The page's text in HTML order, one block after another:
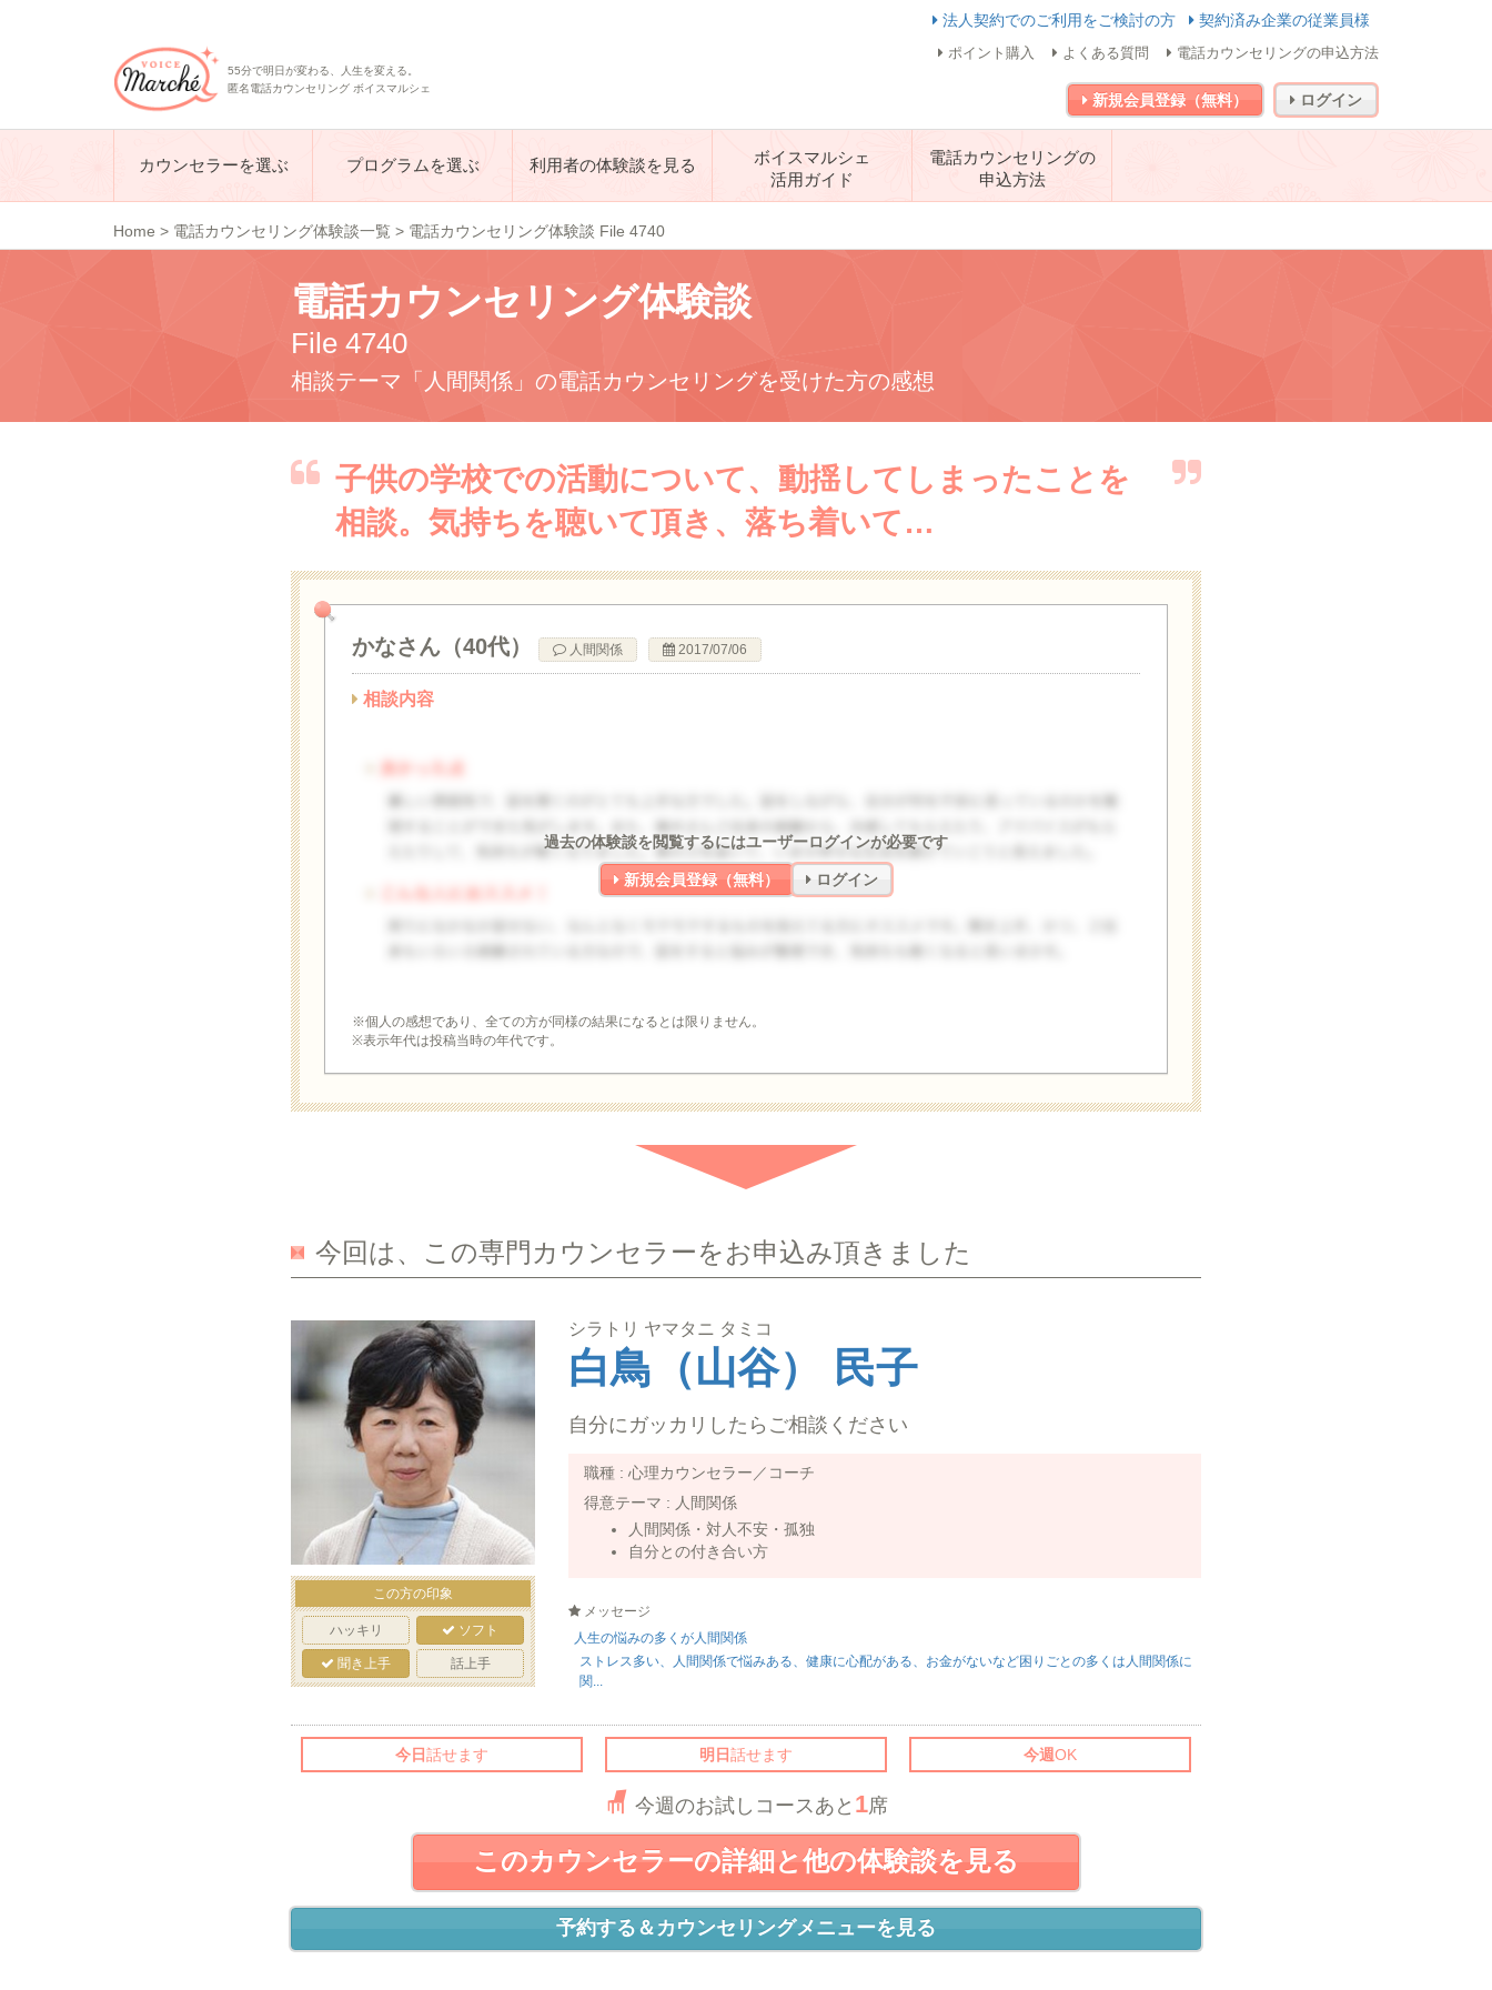
法人契約でのご利用をご検討の方 契約済み企業の従業員様
55分で明日が変わる、人生を変える。
匿名電話カウンセリング ボイスマルシェ
ポイント購入 よくある質問 電話カウンセリングの申込方法
新規会員登録（無料） ログイン
カウンセラーを選ぶ プログラムを選ぶ 利用者の体験談を見る
ボイスマルシェ
活用ガイド
電話カウンセリングの
申込方法
Home > 電話カウンセリング体験談一覧 > 電話カウンセリング体験談 File 4740
電話カウンセリング体験談
File 4740
相談テーマ「人間関係」の電話カウンセリングを受けた方の感想
子供の学校での活動について、動揺してしまったことを
相談。気持ちを聴いて頂き、落ち着いて…
かなさん（40代） 人間関係 2017/07/06
相談内容
過去の体験談を閲覧するにはユーザーログインが必要です
新規会員登録（無料） ログイン
※個人の感想であり、全ての方が同様の結果になるとは限りません。
※表示年代は投稿当時の年代です。
今回は、この専門カウンセラーをお申込み頂きました
シラトリ ヤマタニ タミコ
白鳥（山谷） 民子
自分にガッカリしたらご相談ください
職種 : 心理カウンセラー／コーチ
得意テーマ : 人間関係
人間関係・対人不安・孤独
自分との付き合い方
メッセージ
人生の悩みの多くが人間関係
ストレス多い、人間関係で悩みある、健康に心配がある、お金がないなど困りごとの多くは人間関係に
関...
この方の印象
ハッキリ ソフト
聞き上手 話上手
今日話せます 明日話せます 今週OK
今週のお試しコースあと 1席
このカウンセラーの詳細と他の体験談を見る
予約する＆カウンセリングメニューを見る